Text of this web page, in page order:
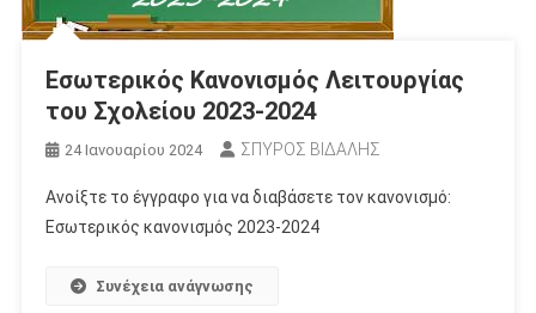
Εσωτερικός Κανονισμός Λειτουργίας
του Σχολείου 2023-2024
24 Ιανουαρίου 2024 ΣΠΥΡΟΣ ΒΙΔΑΛΗΣ
Ανοίξτε το έγγραφο για να διαβάσετε τον κανονισμό:
Εσωτερικός κανονισμός 2023-2024
Συνέχεια ανάγνωσης